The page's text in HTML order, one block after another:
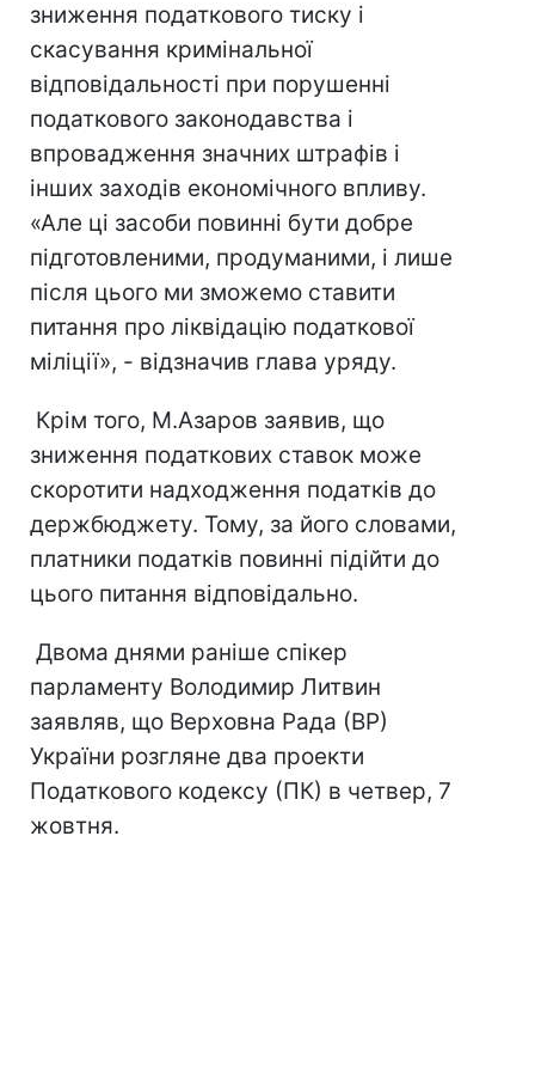
зниження податкового тиску і
скасування кримінальної
відповідальності при порушенні
податкового законодавства і
впровадження значних штрафів і
інших заходів економічного впливу.
«Але ці засоби повинні бути добре
підготовленими, продуманими, і лише
після цього ми зможемо ставити
питання про ліквідацію податкової
міліції», - відзначив глава уряду.
Крім того, М.Азаров заявив, що
зниження податкових ставок може
скоротити надходження податків до
держбюджету. Тому, за його словами,
платники податків повинні підійти до
цього питання відповідально.
Двома днями раніше спікер
парламенту Володимир Литвин
заявляв, що Верховна Рада (ВР)
України розгляне два проекти
Податкового кодексу (ПК) в четвер, 7
жовтня.